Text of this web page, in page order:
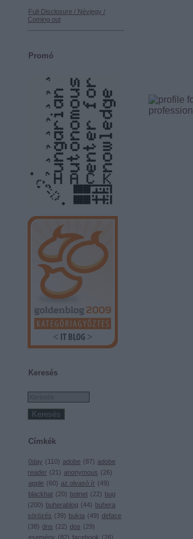
Full-Disclosure / Névjegy /
Coming out
Promó
Keresés
Címkék
0day (110) adobe (87) adobe
reader (21) anonymous (26)
apple (60) az olvasó ír (49)
blackhat (20) botnet (22) bug
(200) buherablog (44) buhera
sörözés (39) bukta (49) deface
(38) dns (22) dos (29)
esemény (82) facebook (26)